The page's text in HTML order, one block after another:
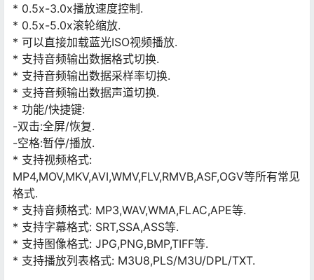
* 0.5x-3.0x播放速度控制.
* 0.5x-5.0x滚轮缩放.
* 可以直接加载蓝光ISO视频播放.
* 支持音频输出数据格式切换.
* 支持音频输出数据采样率切换.
* 支持音频输出数据声道切换.
* 功能/快捷键:
-双击:全屏/恢复.
-空格:暂停/播放.
* 支持视频格式:
MP4,MOV,MKV,AVI,WMV,FLV,RMVB,ASF,OGV等所有常见
格式.
* 支持音频格式: MP3,WAV,WMA,FLAC,APE等.
* 支持字幕格式: SRT,SSA,ASS等.
* 支持图像格式: JPG,PNG,BMP,TIFF等.
* 支持播放列表格式: M3U8,PLS/M3U/DPL/TXT.